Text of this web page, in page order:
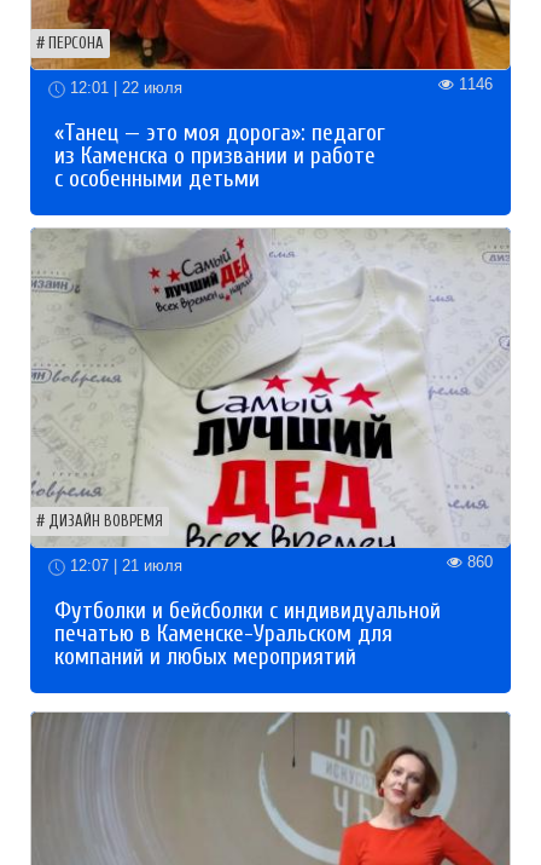
ПЕРСОНА
12:01 | 22 июля 1146
«Танец — это моя дорога»: педагог
из Каменска о призвании и работе
с особенными детьми
ДИЗАЙН ВОВРЕМЯ
12:07 | 21 июля 860
Футболки и бейсболки с индивидуальной
печатью в Каменске-Уральском для
компаний и любых мероприятий